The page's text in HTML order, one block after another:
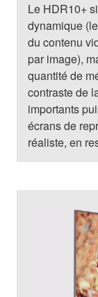
Le HDR10+
dynamique
du contenu
par image),
quantité de
contraste de
importants
écrans de
réaliste, en